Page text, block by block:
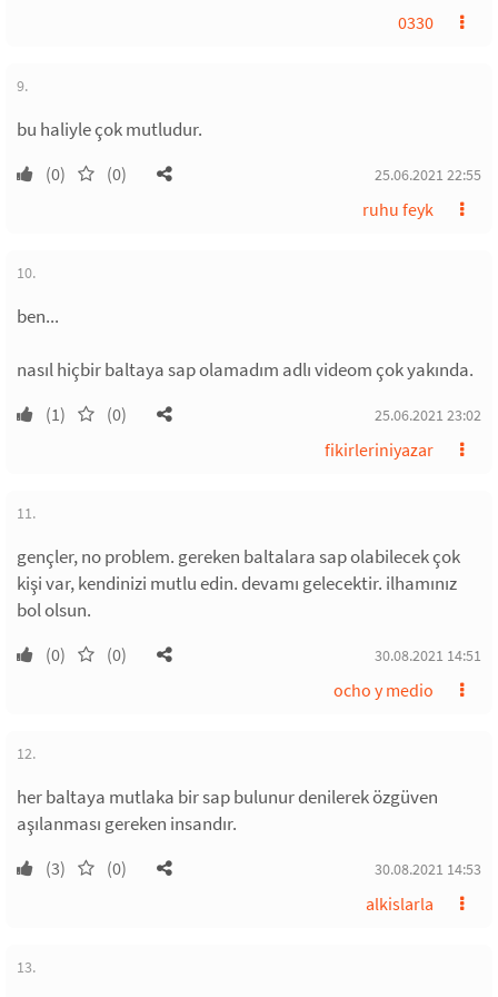
0330
9.
bu haliyle çok mutludur.
(0) (0) 25.06.2021 22:55
ruhu feyk
10.
ben...
nasıl hiçbir baltaya sap olamadım adlı videom çok yakında.
(1) (0) 25.06.2021 23:02
fikirleriniyazar
11.
gençler, no problem. gereken baltalara sap olabilecek çok
kişi var, kendinizi mutlu edin. devamı gelecektir. ilhamınız
bol olsun.
(0) (0) 30.08.2021 14:51
ocho y medio
12.
her baltaya mutlaka bir sap bulunur denilerek özgüven
aşılanması gereken insandır.
(3) (0) 30.08.2021 14:53
alkislarla
13.